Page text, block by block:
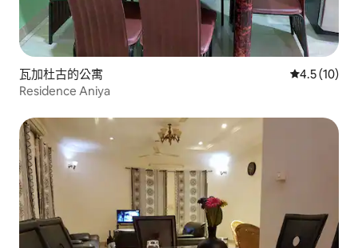
瓦加杜古的公寓 從 10 則評
4.5 (10)
Residence Aniya